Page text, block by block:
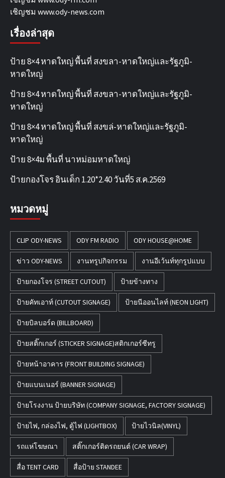
เชิญชม www.ody-news.com
เรื่องล่าสุด
ป้าย 8×4 หาดใหญ่ พื้นที่ สงขลา-หาดใหญ่และรัฐภูมิ-
หาดใหญ่
ป้าย 8×4 หาดใหญ่ พื้นที่ สงขลา-หาดใหญ่และรัฐภูมิ-
หาดใหญ่
ป้าย 8×4 หาดใหญ่ พื้นที่ สงขล่-หาดใหญ่และรัฐภูมิ-
หาดใหญ่
ป้าย 8×4ม พื้นที่ นาหม่อมหาดใหญ่
ป้ายกองโจร อินเด็ก 1.20*2.40 วันที่5 ส.ค.2569
หมวดหมู่
CLIP ODY-NEWS ODY FM RADIO ODY HOUSE@HOME
ข่าว ODY-NEWS งานทรูปกิจกรรม งานอีเว้นท์ทุกรูปแบบ
ป้ายกองโจร (STREET CUTOUT) ป้ายข้างทาง
ป้ายคัทเอาท์ (CUTOUT SIGNAGE) ป้ายนีออนไลท์ (NEON LIGHT)
ป้ายบิลบอร์ด (BILLBOARD)
ป้ายสติ๊กเกอร์ (STICKER SIGNAGE)สติกเกอร์ซีทรู
ป้ายหน้าอาคาร (FRONT BUILDING SIGNAGE)
ป้ายแบนเนอร์ (BANNER SIGNAGE)
ป้ายโรงงาน ป้ายบริษัท (COMPANY SIGNAGE, FACTORY SIGNAGE)
ป้ายไฟ, กล่องไฟ, ตู้ไฟ (LIGHTBOX) ป้ายไวนิล(VINYL)
รถแห่โฆษณา สติ๊กเกอร์ติดรถยนต์ (CAR WRAP)
สื่อ TENT CARD สื่อป้าย STANDEE